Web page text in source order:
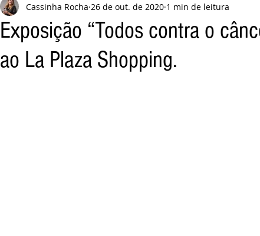
Nova categoria Expocrato 2024 Política
Exposição “Todos contra o
ao La Plaza Shopping.
Cassinha Rocha 26 de out. de 2020 1 min de leitura